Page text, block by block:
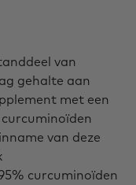
van
gehalte aan
met een
van deze
curcuminoïden